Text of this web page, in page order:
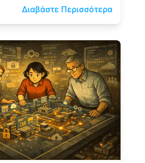
Διαβάστε Περισσότερα: